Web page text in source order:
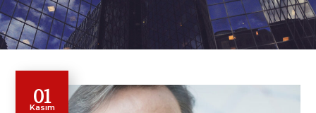
01
Kasım